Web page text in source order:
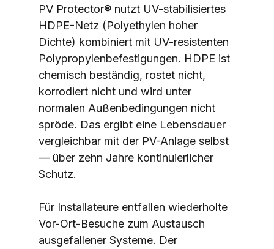
PV Protector® nutzt UV-stabilisiertes
HDPE-Netz (Polyethylen hoher
Dichte) kombiniert mit UV-resistenten
Polypropylenbefestigungen. HDPE ist
chemisch beständig, rostet nicht,
korrodiert nicht und wird unter
normalen Außenbedingungen nicht
spröde. Das ergibt eine Lebensdauer
vergleichbar mit der PV-Anlage selbst
— über zehn Jahre kontinuierlicher
Schutz.
Für Installateure entfallen wiederholte
Vor-Ort-Besuche zum Austausch
ausgefallener Systeme. Der